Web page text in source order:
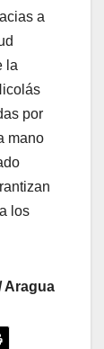
a
la
por
mano
los
Aragua